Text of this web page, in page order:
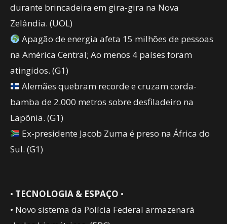
durante brincadeira em gira-gira na Nova
Zelândia. (UOL)
Apagão de energia afeta 15 milhões de pessoas
na América Central; Ao menos 4 países foram
atingidos. (G1)
Alemães quebram recorde e cruzam corda-
bamba de 2.000 metros sobre desfiladeiro na
Lapônia. (G1)
Ex-presidente Jacob Zuma é preso na África do
Sul. (G1)
• TECNOLOGIA & ESPAÇO •
• Novo sistema da Polícia Federal armazenará